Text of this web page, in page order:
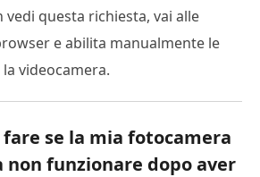
vedi questa richiesta, vai alle
e abilita manualmente le
videocamera.
fare se la mia fotocamera
non funzionare dopo aver